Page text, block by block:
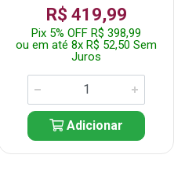
R$ 419,99
Pix 5% OFF R$ 398,99
ou em até 8x R$ 52,50 Sem
Juros
Adicionar